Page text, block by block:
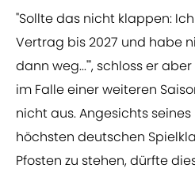
"Sollte das nicht klappen:
Vertrag bis 2027 und habe
dann weg...'", schloss er
im Falle einer weiteren
nicht aus. Angesichts seines
höchsten deutschen
Pfosten zu stehen, dürfte